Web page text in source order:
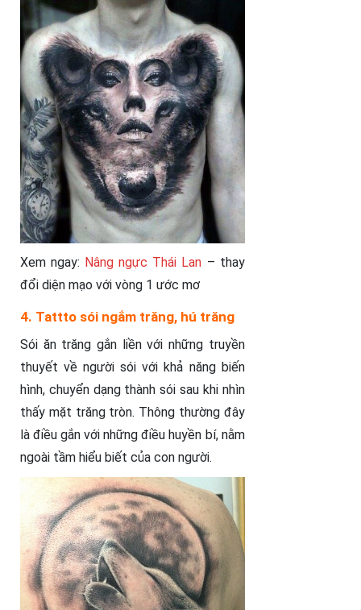
Xem ngay: Nâng ngực Thái Lan – thay
đổi diện mạo với vòng 1 ước mơ
4. Tattto sói ngắm trăng, hú trăng
Sói ăn trăng gắn liền với những truyền
thuyết về người sói với khả năng biến
hình, chuyển dạng thành sói sau khi nhìn
thấy mặt trăng tròn. Thông thường đây
là điều gắn với những điều huyền bí, nằm
ngoài tầm hiểu biết của con người.